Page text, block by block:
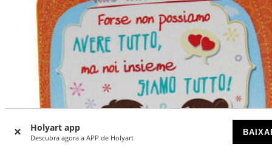
Holyart app
Descubra agora a APP de Holyart